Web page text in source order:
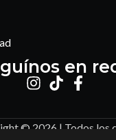
en
© 2026 | Todos los